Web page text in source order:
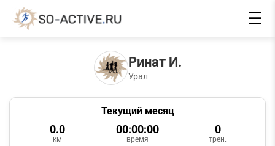
☰
Ринат И.
Урал
Текущий месяц
0.0
км
00:00:00
время
0
трен.